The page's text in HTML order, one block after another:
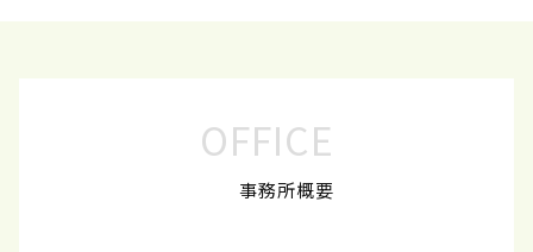
OFFICE
事務所概要